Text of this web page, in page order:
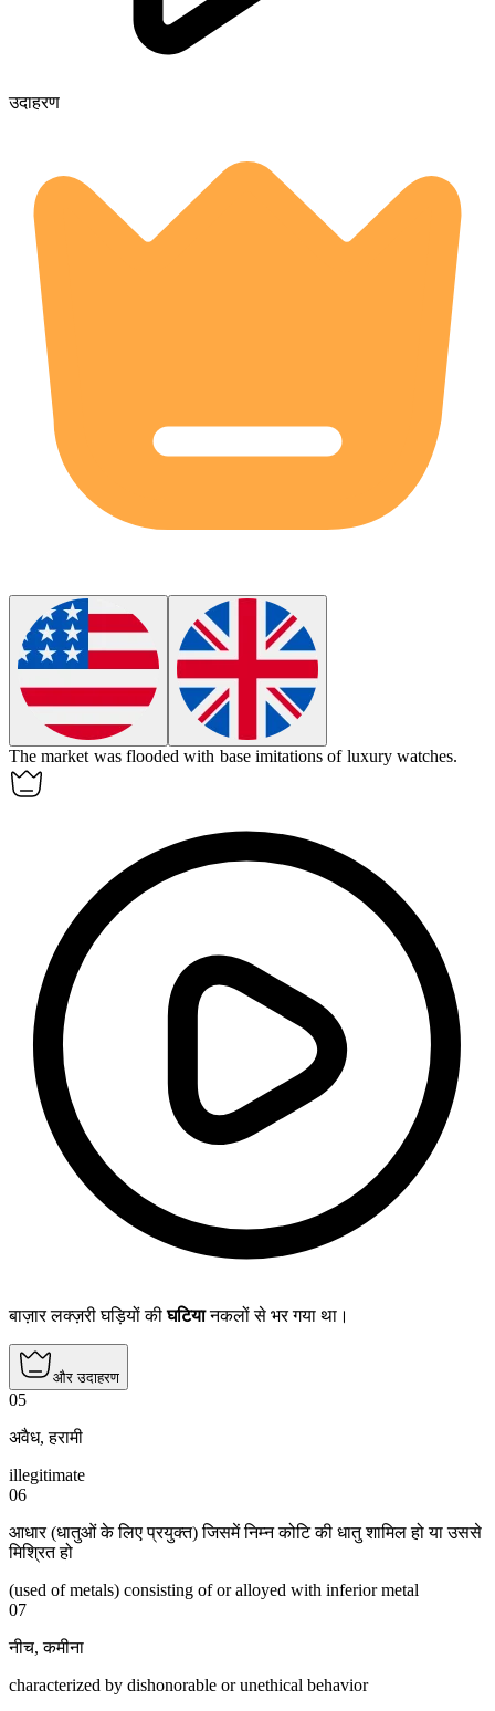
उदाहरण
The market was flooded with base imitations of luxury watches.
बाज़ार लक्ज़री घड़ियों कीघटियानकलों से भर गया था।
और उदाहरण
05
अवैध,हरामी
illegitimate
06
आधार (धातुओं के लिए प्रयुक्त) जिसमें निम्न कोटि की धातु शामिल हो या उससे
मिश्रित हो
(used of metals) consisting of or alloyed with inferior metal
07
नीच,कमीना
characterized by dishonorable or unethical behavior